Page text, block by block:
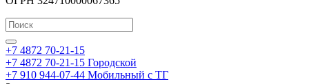
+7 4872 70-21-15
+7 4872 70-21-15 Городской
+7 910 944-07-44 Мобильный с ТГ